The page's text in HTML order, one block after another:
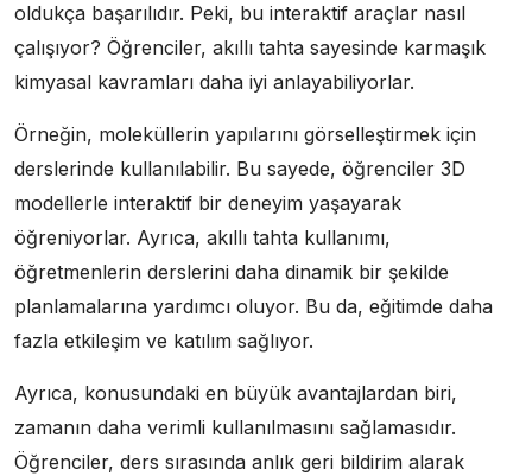
oldukça başarılıdır. Peki, bu interaktif araçlar nasıl
çalışıyor? Öğrenciler, akıllı tahta sayesinde karmaşık
kimyasal kavramları daha iyi anlayabiliyorlar.
Örneğin, moleküllerin yapılarını görselleştirmek için
derslerinde kullanılabilir. Bu sayede, öğrenciler 3D
modellerle interaktif bir deneyim yaşayarak
öğreniyorlar. Ayrıca, akıllı tahta kullanımı,
öğretmenlerin derslerini daha dinamik bir şekilde
planlamalarına yardımcı oluyor. Bu da, eğitimde daha
fazla etkileşim ve katılım sağlıyor.
Ayrıca, konusundaki en büyük avantajlardan biri,
zamanın daha verimli kullanılmasını sağlamasıdır.
Öğrenciler, ders sırasında anlık geri bildirim alarak